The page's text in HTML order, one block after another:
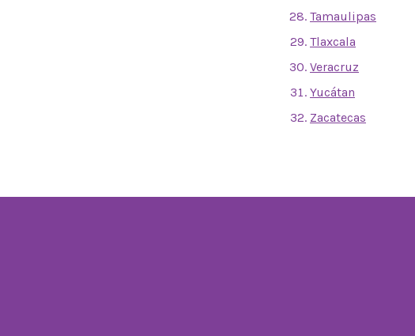
Tamaulipas
Tlaxcala
Veracruz
Yucátan
Zacatecas